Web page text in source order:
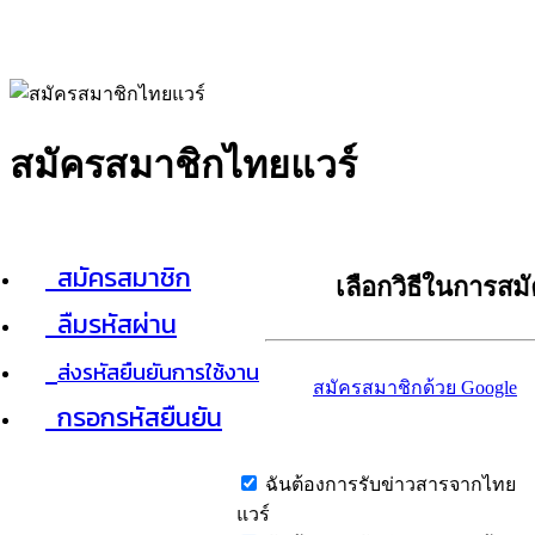
สมัครสมาชิกไทยแวร์
สมัครสมาชิก
ลืมรหัสผ่าน
ส่งรหัสยืนยันการใช้งาน
กรอกรหัสยืนยัน
เลือกวิธีในการส
สมัครสมาชิกด้วย Google
ฉันต้องการรับข่าวสารจากไทย
แวร์